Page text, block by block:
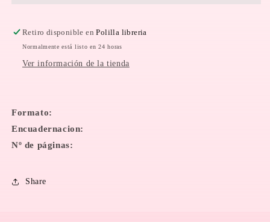
Retiro disponible enPolilla libreria
Normalmente está listo en 24 horas
Ver información de la tienda
Formato:
Encuadernacion:
Nº de páginas:
Share